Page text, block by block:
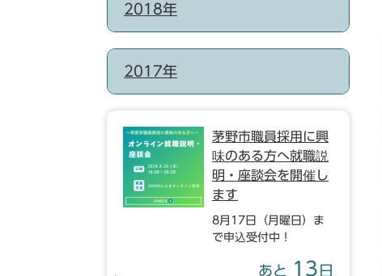
2018年
2017年
茅野市職員採用に興
味のある方へ就職説
明・座談会を開催し
ます
8月17日（月曜日）ま
で申込受付中！
あと 13 日